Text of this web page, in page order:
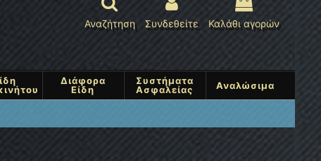
Αναζήτηση Συνδεθείτε Καλάθι αγορών
Διάφορα
Είδη
Συστήματα
Ασφαλείας
Αναλώσιμα